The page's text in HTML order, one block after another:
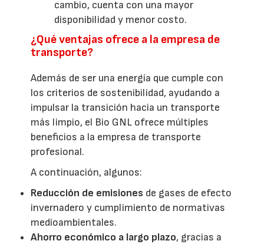
cambio, cuenta con una mayor
disponibilidad y menor costo.
¿Qué ventajas ofrece a la empresa de
transporte?
Además de ser una energía que cumple con
los criterios de sostenibilidad, ayudando a
impulsar la transición hacia un transporte
más limpio, el Bio GNL ofrece múltiples
beneficios a la empresa de transporte
profesional.
A continuación, algunos:
Reducción de emisiones de gases de efecto
invernadero y cumplimiento de normativas
medioambientales.
Ahorro económico a largo plazo, gracias a